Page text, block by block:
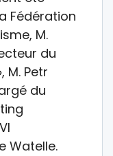
Fédération
M.
du
M. Petr
du
Watelle.